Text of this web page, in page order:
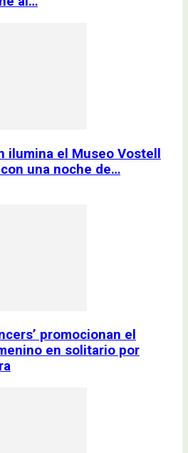
ilumina el Museo Vostell
una noche de…
promocionan el
en solitario por